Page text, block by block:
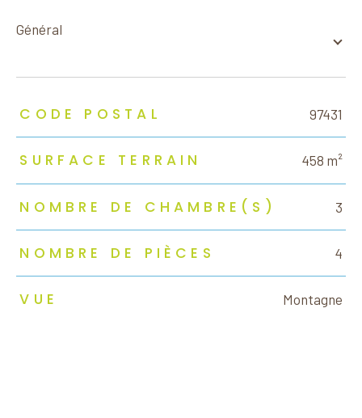
général
TRAD_ZEPHYR_Caracteristique TRAD_ZEPHYR_Valeurs
CODE POSTAL 97431
SURFACE TERRAIN 458 m²
NOMBRE DE CHAMBRE(S) 3
NOMBRE DE PIÈCES 4
VUE Montagne